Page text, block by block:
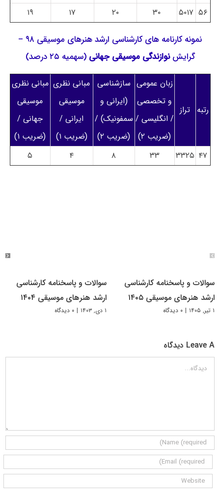
۵۶ ۵۰۱۷ ۳۰ ۲۰ ۱۷ ۱۹
نمونه کارنامه های کارشناسی ارشد هنرهای موسیقی ۹۸ –
گرایشنوازندگی موسیقی جهانی(سهمیه ۲۵ درصد)
رتبه تراز
زبان عمومی
و تخصصی
/ انگلیسی /
(ضریب ۲)
سازشناسی
(ایرانی و
سمفونیک) /
(ضریب ۲)
مبانی نظری
موسیقی
ایرانی /
(ضریب ۱)
مبانی نظری
موسیقی
جهانی /
(ضریب ۱)
۴۷ ۳۳۲۵ ۳۳ ۸ ۴ ۵
سوالات و پاسخنامه کارشناسی
ارشد هنرهای موسیقی ۱۴۰۵
۱ تیر, ۱۴۰۵ | ۰ دیدگاه
سوالات و پاسخنامه کارشناسی
ارشد هنرهای موسیقی ۱۴۰۴
۱ دی, ۱۴۰۳ | ۰ دیدگاه
Leave A دیدگاه
دیدگاه